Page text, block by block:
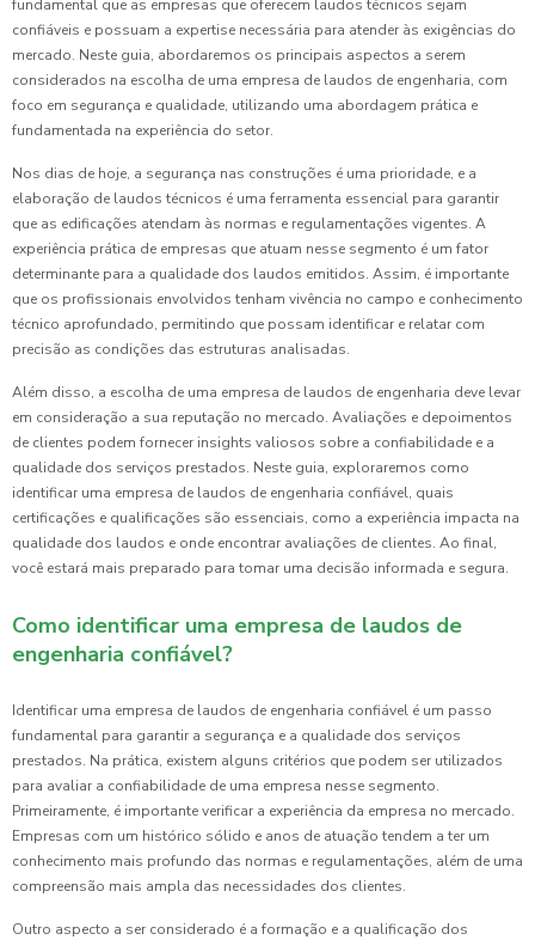
fundamental que as empresas que oferecem laudos técnicos sejam
confiáveis e possuam a expertise necessária para atender às exigências do
mercado. Neste guia, abordaremos os principais aspectos a serem
considerados na escolha de uma empresa de laudos de engenharia, com
foco em segurança e qualidade, utilizando uma abordagem prática e
fundamentada na experiência do setor.
Nos dias de hoje, a segurança nas construções é uma prioridade, e a
elaboração de laudos técnicos é uma ferramenta essencial para garantir
que as edificações atendam às normas e regulamentações vigentes. A
experiência prática de empresas que atuam nesse segmento é um fator
determinante para a qualidade dos laudos emitidos. Assim, é importante
que os profissionais envolvidos tenham vivência no campo e conhecimento
técnico aprofundado, permitindo que possam identificar e relatar com
precisão as condições das estruturas analisadas.
Além disso, a escolha de uma empresa de laudos de engenharia deve levar
em consideração a sua reputação no mercado. Avaliações e depoimentos
de clientes podem fornecer insights valiosos sobre a confiabilidade e a
qualidade dos serviços prestados. Neste guia, exploraremos como
identificar uma empresa de laudos de engenharia confiável, quais
certificações e qualificações são essenciais, como a experiência impacta na
qualidade dos laudos e onde encontrar avaliações de clientes. Ao final,
você estará mais preparado para tomar uma decisão informada e segura.
Como identificar uma empresa de laudos de
engenharia confiável?
Identificar uma empresa de laudos de engenharia confiável é um passo
fundamental para garantir a segurança e a qualidade dos serviços
prestados. Na prática, existem alguns critérios que podem ser utilizados
para avaliar a confiabilidade de uma empresa nesse segmento.
Primeiramente, é importante verificar a experiência da empresa no mercado.
Empresas com um histórico sólido e anos de atuação tendem a ter um
conhecimento mais profundo das normas e regulamentações, além de uma
compreensão mais ampla das necessidades dos clientes.
Outro aspecto a ser considerado é a formação e a qualificação dos